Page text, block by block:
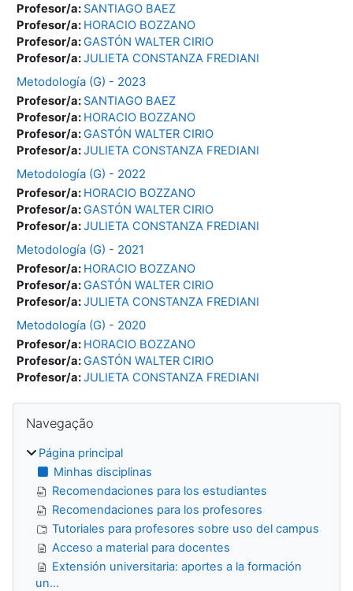
Profesor/a: SANTIAGO BAEZ
Profesor/a: HORACIO BOZZANO
Profesor/a:GASTÓN WALTER CIRIO
Profesor/a:JULIETA CONSTANZA FREDIANI
Metodología (G) - 2023
Profesor/a: SANTIAGO BAEZ
Profesor/a: HORACIO BOZZANO
Profesor/a:GASTÓN WALTER CIRIO
Profesor/a:JULIETA CONSTANZA FREDIANI
Metodología (G) - 2022
Profesor/a: HORACIO BOZZANO
Profesor/a:GASTÓN WALTER CIRIO
Profesor/a:JULIETA CONSTANZA FREDIANI
Metodología (G) - 2021
Profesor/a: HORACIO BOZZANO
Profesor/a:GASTÓN WALTER CIRIO
Profesor/a:JULIETA CONSTANZA FREDIANI
Metodología (G) - 2020
Profesor/a: HORACIO BOZZANO
Profesor/a:GASTÓN WALTER CIRIO
Profesor/a:JULIETA CONSTANZA FREDIANI
Blocos
Navegação
Página principal
Minhas disciplinas
Recomendaciones para los estudiantes
Recomendaciones para los profesores
Tutoriales para profesores sobre uso del campus
Acceso a material para docentes
Extensión universitaria: aportes a la formación
un...